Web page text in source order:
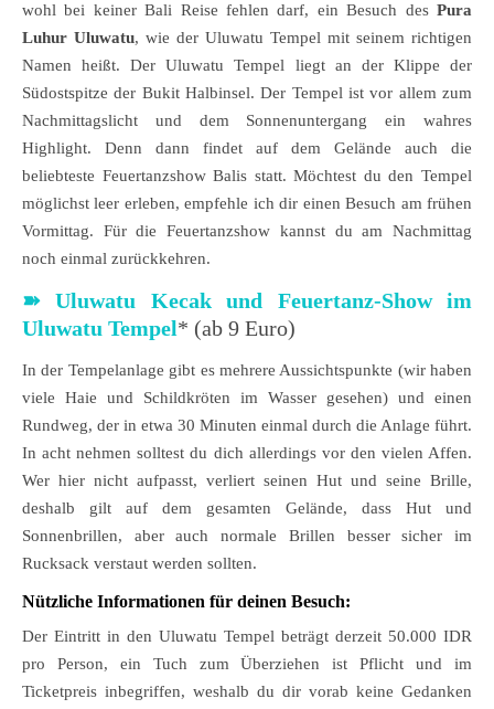
wohl bei keiner Bali Reise fehlen darf, ein Besuch des Pura
Luhur Uluwatu, wie der Uluwatu Tempel mit seinem richtigen
Namen heißt. Der Uluwatu Tempel liegt an der Klippe der
Südostspitze der Bukit Halbinsel. Der Tempel ist vor allem zum
Nachmittagslicht und dem Sonnenuntergang ein wahres
Highlight. Denn dann findet auf dem Gelände auch die
beliebteste Feuertanzshow Balis statt. Möchtest du den Tempel
möglichst leer erleben, empfehle ich dir einen Besuch am frühen
Vormittag. Für die Feuertanzshow kannst du am Nachmittag
noch einmal zurückkehren.
➽
Uluwatu Kecak und Feuertanz-Show im
Uluwatu Tempel* (ab 9 Euro)
In der Tempelanlage gibt es mehrere Aussichtspunkte (wir haben
viele Haie und Schildkröten im Wasser gesehen) und einen
Rundweg, der in etwa 30 Minuten einmal durch die Anlage führt.
In acht nehmen solltest du dich allerdings vor den vielen Affen.
Wer hier nicht aufpasst, verliert seinen Hut und seine Brille,
deshalb gilt auf dem gesamten Gelände, dass Hut und
Sonnenbrillen, aber auch normale Brillen besser sicher im
Rucksack verstaut werden sollten.
Nützliche Informationen für deinen Besuch:
Der Eintritt in den Uluwatu Tempel beträgt derzeit 50.000 IDR
pro Person, ein Tuch zum Überziehen ist Pflicht und im
Ticketpreis inbegriffen, weshalb du dir vorab keine Gedanken